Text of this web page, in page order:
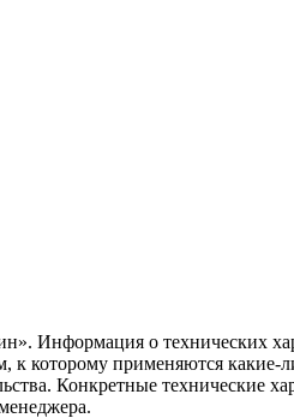
Информация о технических
к которому применяются какие-
Конкретные технические